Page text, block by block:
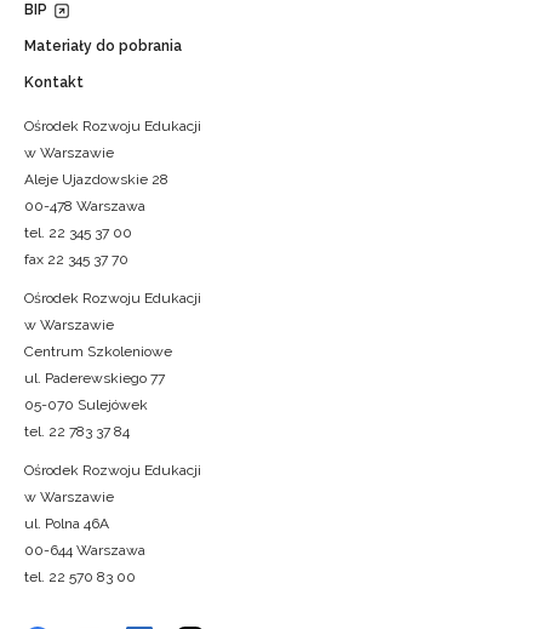
BIP
Materiały do pobrania
Kontakt
Ośrodek Rozwoju Edukacji
w Warszawie
Aleje Ujazdowskie 28
00-478 Warszawa
tel. 22 345 37 00
fax 22 345 37 70
Ośrodek Rozwoju Edukacji
w Warszawie
Centrum Szkoleniowe
ul. Paderewskiego 77
05-070 Sulejówek
tel. 22 783 37 84
Ośrodek Rozwoju Edukacji
w Warszawie
ul. Polna 46A
00-644 Warszawa
tel. 22 570 83 00